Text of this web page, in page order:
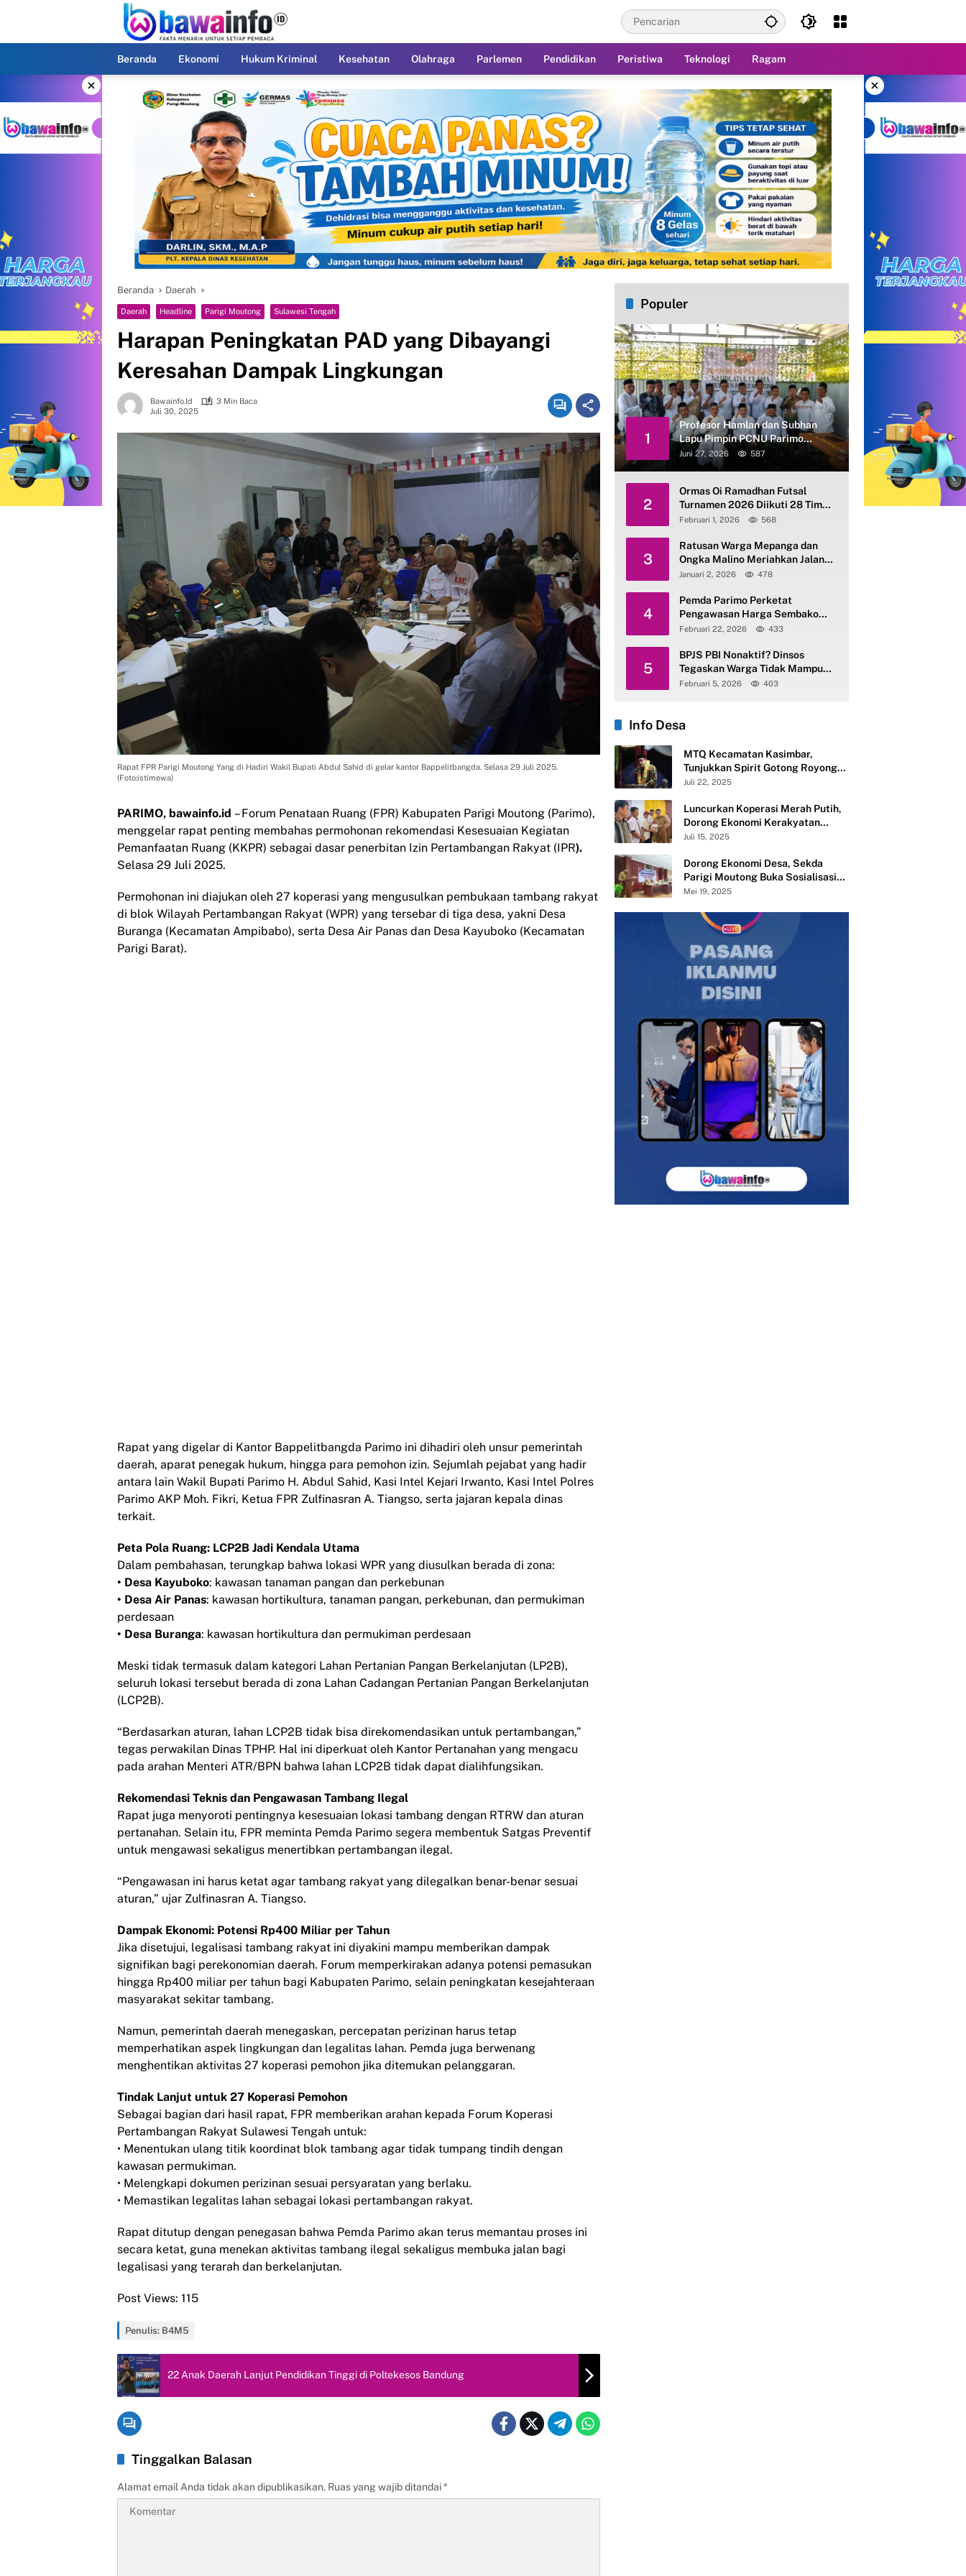
Beranda
Ekonomi Hukum Kriminal Kesehatan Olahraga Parlemen Pendidikan Peristiwa Teknologi Ragam
× ×
Beranda Daerah
Daerah Headline Parigi Moutong Sulawesi Tengah
Harapan Peningkatan PAD yang Dibayangi
Keresahan Dampak Lingkungan
Bawainfo.id
3 Min Baca
Juli 30, 2025
Rapat FPR Parigi Moutong Yang di Hadiri Wakil Bupati Abdul Sahid di gelar kantor Bappelitbangda. Selasa 29 Juli 2025.
(Foto:istimewa)
PARIMO, bawainfo.id – Forum Penataan Ruang (FPR) Kabupaten Parigi Moutong (Parimo),
menggelar rapat penting membahas permohonan rekomendasi Kesesuaian Kegiatan
Pemanfaatan Ruang (KKPR) sebagai dasar penerbitan Izin Pertambangan Rakyat (IPR).
Selasa 29 Juli 2025.
Permohonan ini diajukan oleh 27 koperasi yang mengusulkan pembukaan tambang rakyat
di blok Wilayah Pertambangan Rakyat (WPR) yang tersebar di tiga desa, yakni Desa
Buranga (Kecamatan Ampibabo), serta Desa Air Panas dan Desa Kayuboko (Kecamatan
Parigi Barat).
Rapat yang digelar di Kantor Bappelitbangda Parimo ini dihadiri oleh unsur pemerintah
daerah, aparat penegak hukum, hingga para pemohon izin. Sejumlah pejabat yang hadir
antara lain Wakil Bupati Parimo H. Abdul Sahid, Kasi Intel Kejari Irwanto, Kasi Intel Polres
Parimo AKP Moh. Fikri, Ketua FPR Zulfinasran A. Tiangso, serta jajaran kepala dinas
terkait.
Peta Pola Ruang: LCP2B Jadi Kendala Utama
Dalam pembahasan, terungkap bahwa lokasi WPR yang diusulkan berada di zona:
• Desa Kayuboko: kawasan tanaman pangan dan perkebunan
• Desa Air Panas: kawasan hortikultura, tanaman pangan, perkebunan, dan permukiman
perdesaan
• Desa Buranga: kawasan hortikultura dan permukiman perdesaan
Meski tidak termasuk dalam kategori Lahan Pertanian Pangan Berkelanjutan (LP2B),
seluruh lokasi tersebut berada di zona Lahan Cadangan Pertanian Pangan Berkelanjutan
(LCP2B).
“Berdasarkan aturan, lahan LCP2B tidak bisa direkomendasikan untuk pertambangan,”
tegas perwakilan Dinas TPHP. Hal ini diperkuat oleh Kantor Pertanahan yang mengacu
pada arahan Menteri ATR/BPN bahwa lahan LCP2B tidak dapat dialihfungsikan.
Rekomendasi Teknis dan Pengawasan Tambang Ilegal
Rapat juga menyoroti pentingnya kesesuaian lokasi tambang dengan RTRW dan aturan
pertanahan. Selain itu, FPR meminta Pemda Parimo segera membentuk Satgas Preventif
untuk mengawasi sekaligus menertibkan pertambangan ilegal.
“Pengawasan ini harus ketat agar tambang rakyat yang dilegalkan benar-benar sesuai
aturan,” ujar Zulfinasran A. Tiangso.
Dampak Ekonomi: Potensi Rp400 Miliar per Tahun
Jika disetujui, legalisasi tambang rakyat ini diyakini mampu memberikan dampak
signifikan bagi perekonomian daerah. Forum memperkirakan adanya potensi pemasukan
hingga Rp400 miliar per tahun bagi Kabupaten Parimo, selain peningkatan kesejahteraan
masyarakat sekitar tambang.
Namun, pemerintah daerah menegaskan, percepatan perizinan harus tetap
memperhatikan aspek lingkungan dan legalitas lahan. Pemda juga berwenang
menghentikan aktivitas 27 koperasi pemohon jika ditemukan pelanggaran.
Tindak Lanjut untuk 27 Koperasi Pemohon
Sebagai bagian dari hasil rapat, FPR memberikan arahan kepada Forum Koperasi
Pertambangan Rakyat Sulawesi Tengah untuk:
• Menentukan ulang titik koordinat blok tambang agar tidak tumpang tindih dengan
kawasan permukiman.
• Melengkapi dokumen perizinan sesuai persyaratan yang berlaku.
• Memastikan legalitas lahan sebagai lokasi pertambangan rakyat.
Rapat ditutup dengan penegasan bahwa Pemda Parimo akan terus memantau proses ini
secara ketat, guna menekan aktivitas tambang ilegal sekaligus membuka jalan bagi
legalisasi yang terarah dan berkelanjutan.
Post Views: 115
Penulis: B4M5
22 Anak Daerah Lanjut Pendidikan Tinggi di Poltekesos Bandung
Tinggalkan Balasan
Alamat email Anda tidak akan dipublikasikan. Ruas yang wajib ditandai*
Populer
1
Profesor Hamlan dan Subhan
Lapu Pimpin PCNU Parimo
Periode 2026–2031
Juni 27, 2026 587
2
Ormas Oi Ramadhan Futsal
Turnamen 2026 Diikuti 28 Tim
se-Parimo
Februari 1, 2026 568
3
Ratusan Warga Mepanga dan
Ongka Malino Meriahkan Jalan
Santai Kerukunan HAB ke-80
Januari 2, 2026 478
4
Pemda Parimo Perketat
Pengawasan Harga Sembako
dan Gas Elpiji 3 Kg
Februari 22, 2026 433
5
BPJS PBI Nonaktif? Dinsos
Tegaskan Warga Tidak Mampu
Tetap Terlayani
Februari 5, 2026 403
Info Desa
MTQ Kecamatan Kasimbar,
Tunjukkan Spirit Gotong Royong
Semangat Membangun dari Desa
Juli 22, 2025
Luncurkan Koperasi Merah Putih,
Dorong Ekonomi Kerakyatan
Desa Mandiri
Juli 15, 2025
Dorong Ekonomi Desa, Sekda
Parigi Moutong Buka Sosialisasi
Pembentukan 283 Koperasi Merah
Mei 19, 2025